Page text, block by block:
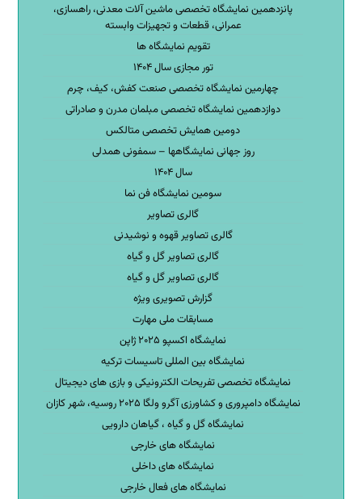
پانزدهمین نمایشگاه تخصصی ماشین آلات معدنی، راهسازی،
عمرانی، قطعات و تجهیزات وابسته
تقویم نمایشگاه ها
تور مجازی سال ۱۴۰۴
چهارمین نمایشگاه تخصصی صنعت کفش، کیف، چرم
دوازدهمین نمایشگاه تخصصی مبلمان مدرن و صادراتی
دومین همایش تخصصی متالکس
روز جهانی نمایشگاهها – سمفونی همدلی
سال ۱۴۰۴
سومین نمایشگاه فن نما
گالری تصاویر
گالری تصاویر قهوه و نوشیدنی
گالری تصاویر گل و گیاه
گالری تصاویر گل و گیاه
گزارش تصویری ویژه
مسابقات ملی مهارت
نمایشگاه اکسپو ۲۰۲۵ ژاپن
نمایشگاه بین المللی تاسیسات ترکیه
نمایشگاه تخصصی تفریحات الکترونیکی و بازی های دیجیتال
نمایشگاه دامپروری و کشاورزی آگرو ولگا ۲۰۲۵ روسیه، شهر کازان
نمایشگاه گل و گیاه ، گیاهان دارویی
نمایشگاه های خارجی
نمایشگاه های داخلی
نمایشگاه های فعال خارجی